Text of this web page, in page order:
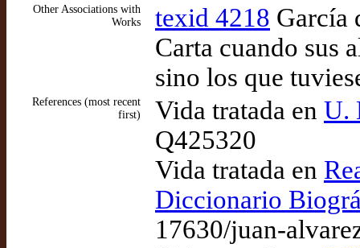
Other Associations with
Works
texid 4218 García
Carta cuando sus
sino los que
References (most recent
first)
Vida tratada en U.
Q425320
Vida tratada en
Diccionario
17630/juan-